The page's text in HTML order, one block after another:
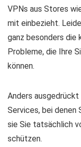
VPNs aus Stores
mit einbezieht.
ganz besonders die
Probleme, die Ihre
können.
Anders
Services, bei denen
sie Sie tatsächlich
schützen.